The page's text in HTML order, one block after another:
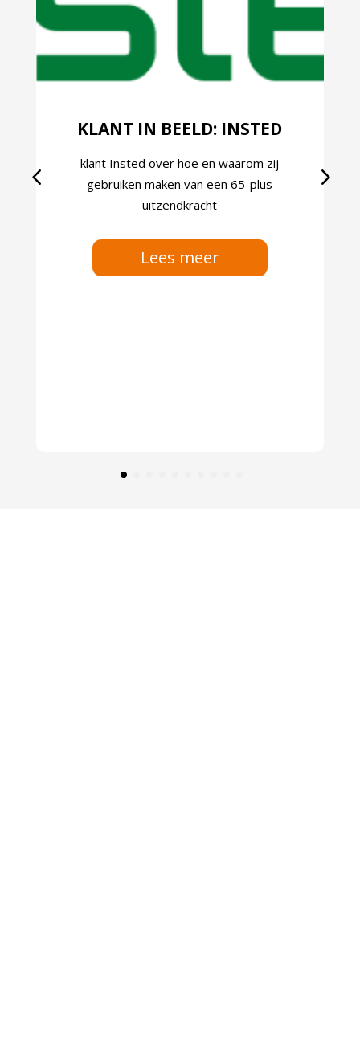
KLANT IN BEELD: INSTED
klant Insted over hoe en waarom zij
gebruiken maken van een 65-plus
uitzendkracht
Lees meer